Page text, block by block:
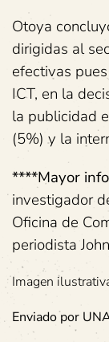
Otoya
dirigidas al
efectivas
ICT, en la
la publicidad
(5%) y la
****Mayor
investigador
Oficina de
periodista
Imagen
Enviado por